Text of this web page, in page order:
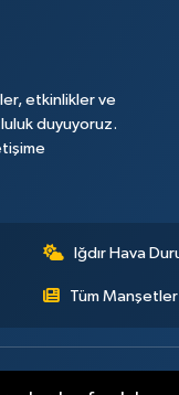
etkinlikler ve
duyuyoruz.
Iğdır Hava
Tüm Manşetler